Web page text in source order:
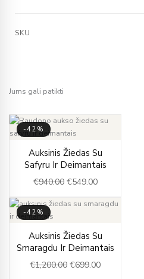
SKU
Jums gali patikti
-42%
Auksinis Žiedas Su
Safyru Ir Deimantais
€940.00
Original
price
was:
€940.00.
€549.00
price
is:
€549.00.
-42%
Auksinis Žiedas Su
Smaragdu Ir Deimantais
€1,200.00
price
was:
€1,200.00.
€699.00
price
is:
€699.00.